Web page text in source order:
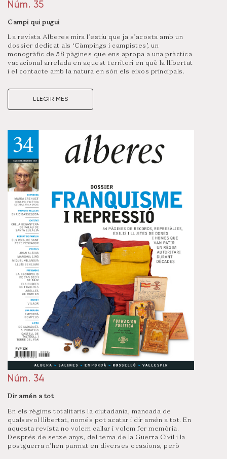
Núm. 35
Campi qui pugui
La revista Alberes mira l’estiu que ja s’acosta amb un
dossier dedicat als ‘Càmpings i campistes’, un
monogràfic de 58 pàgines que ens apropa a una pràctica
vacacional arrelada en aquest territori en què la llibertat
i el contacte amb la natura en són els eixos principals.
també ofereix una perspectiva històrica, com ara les
tendes que muntaven els carboners i pescadors per
LLEGIR MÉS
Núm. 34
Dir amén a tot
En els règims totalitaris la ciutadania, mancada de
qualsevol llibertat, només pot acatar i dir amén a tot. En
aquesta revista no volem callar i volem fer memòria.
Després de setze anys, del tema de la Guerra Civil i la
postguerra n’hen parmat en diverses ocasions, però